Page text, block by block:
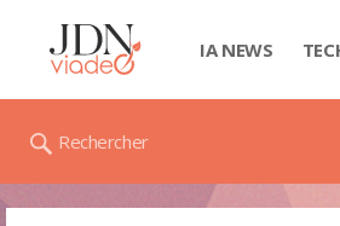
IA NEWS
Rechercher